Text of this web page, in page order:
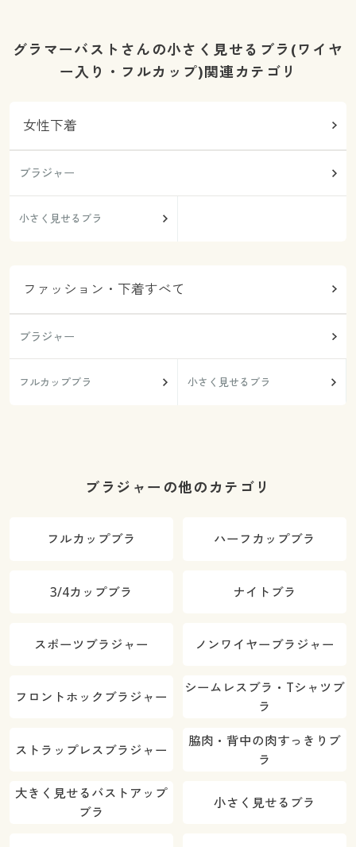
グラマーバストさんの小さく見せるブラ(ワイヤ
ー入り・フルカップ)関連カテゴリ
女性下着
ブラジャー
小さく見せるブラ
ファッション・下着すべて
ブラジャー
フルカップブラ 小さく見せるブラ
ブラジャーの他のカテゴリ
フルカップブラ ハーフカップブラ
3/4カップブラ ナイトブラ
スポーツブラジャー ノンワイヤーブラジャー
フロントホックブラジャー
シームレスブラ・Tシャツブ
ラ
ストラップレスブラジャー
脇肉・背中の肉すっきりブ
ラ
大きく見せるバストアップ
ブラ
小さく見せるブラ